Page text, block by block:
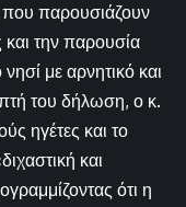
παρουσιάζουν
και την παρουσία
με αρνητικό και
του δήλωση, ο κ.
ηγέτες και το
και
ότι η